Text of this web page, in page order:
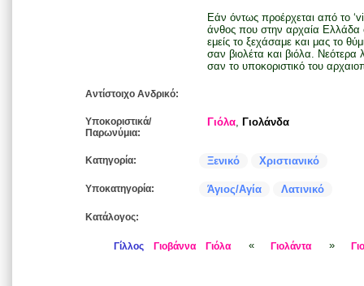
Εάν όντως προέρχεται από το
άνθος που στην αρχαία Ελλάδα
εμείς το ξεχάσαμε και μας το
σαν βιολέτα και βιόλα. Νεότερα
σαν το υποκοριστικό του
Αντίστοιχο Ανδρικό:
Υποκοριστικά/
Παρωνύμια:
Γιόλα, Γιολάνδα
Κατηγορία: Ξενικό Χριστιανικό
Υποκατηγορία: Άγιος/Αγία Λατινικό
Κατάλογος:
Γίλλος Γιοβάννα Γιόλα « Γιολάντα »